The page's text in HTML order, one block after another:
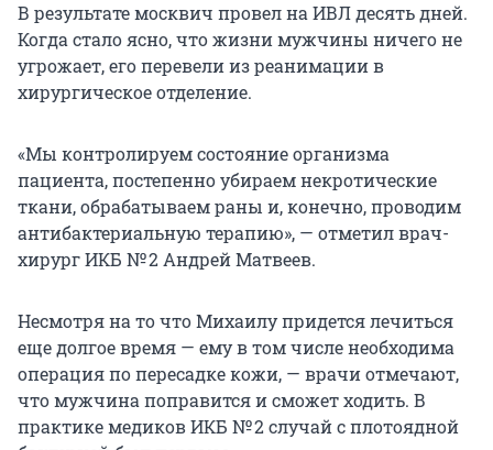
В результате москвич провел на ИВЛ десять дней.
Когда стало ясно, что жизни мужчины ничего не
угрожает, его перевели из реанимации в
хирургическое отделение.
«Мы контролируем состояние организма
пациента, постепенно убираем некротические
ткани, обрабатываем раны и, конечно, проводим
антибактериальную терапию», — отметил врач-
хирург ИКБ № 2 Андрей Матвеев.
Несмотря на то что Михаилу придется лечиться
еще долгое время — ему в том числе необходима
операция по пересадке кожи, — врачи отмечают,
что мужчина поправится и сможет ходить. В
практике медиков ИКБ № 2 случай с плотоядной